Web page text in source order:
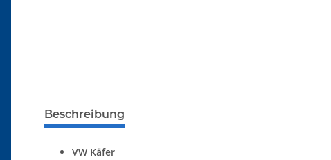
Beschreibung
VW Käfer